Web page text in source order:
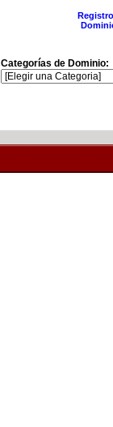
Categorías de Dominio: